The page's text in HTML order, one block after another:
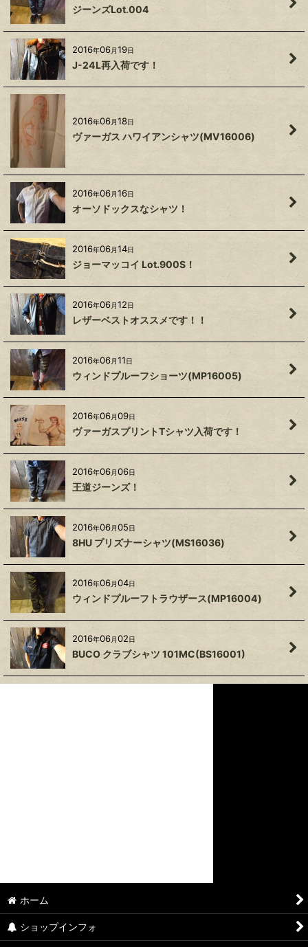
ジーンズLot.004
2016年06月19日
J-24L再入荷です！
2016年06月18日
ヴァーガス ハワイアンシャツ(MV16006)
2016年06月16日
オーソドックスなシャツ！
2016年06月14日
ジョーマッコイ Lot.900S！
2016年06月12日
レザーベストオススメです！！
2016年06月11日
ウィンドプルーフショーツ(MP16005)
2016年06月09日
ヴァーガスプリントTシャツ入荷です！
2016年06月06日
王道ジーンズ！
2016年06月05日
8HU プリズナーシャツ(MS16036)
2016年06月04日
ウィンドプルーフトラウザース(MP16004)
2016年06月02日
BUCO クラブシャツ 101MC(BS16001)
ホーム
ショップインフォ